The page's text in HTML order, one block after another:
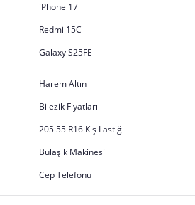
iPhone 17
Redmi 15C
Galaxy S25FE
Harem Altın
Bilezik Fiyatları
205 55 R16 Kış Lastiği
Bulaşık Makinesi
Cep Telefonu